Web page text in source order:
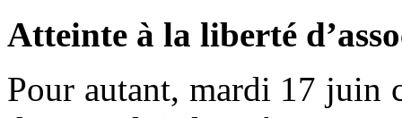
Atteinte à la liberté
Pour autant, mardi 17 juin